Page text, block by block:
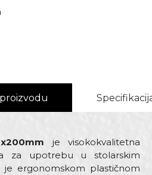
je visokokvalitetna
za upotrebu u stolarskim
je ergonomskom plastičnom